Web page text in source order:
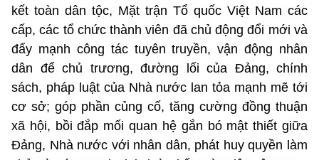
kết toàn dân tộc, Mặt trận Tổ quốc Việt Nam các
cấp, các tổ chức thành viên đã chủ động đổi mới và
đẩy mạnh công tác tuyên truyền, vận động nhân
dân để chủ trương, đường lối của Đảng, chính
sách, pháp luật của Nhà nước lan tỏa mạnh mẽ tới
cơ sở; góp phần củng cố, tăng cường đồng thuận
xã hội, bồi đắp mối quan hệ gắn bó mật thiết giữa
Đảng, Nhà nước với nhân dân, phát huy quyền làm